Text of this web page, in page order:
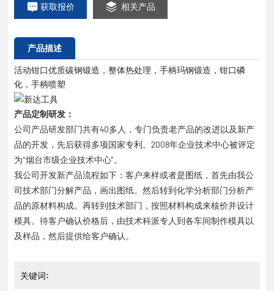
获取报价 相关产品
产品描述
活动钳口优质碳钢锻造，整体热处理，手柄玛钢锻造，钳口磷
化，手柄喷塑
产品定制研发：
公司产品研发部门共有40多人，专门负责老产品的改进以及新产
品的开发，先后获得多项国家专利。2008年企业技术中心被评定
为“烟台市级企业技术中心”。
我公司开发新产品流程如下：客户来样或者是图纸，首先由我公
司技术部门分解产品，画出图纸。然后转到化学分析部门分析产
品的原材料构成。再转到技术部门，按照材料构成来核价并设计
模具。待客户确认价格后，由技术科派专人到各车间制作模具以
及样品，然后提供给客户确认。
关键词: